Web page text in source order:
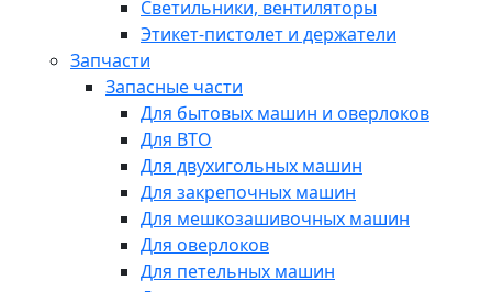
Светильники, вентиляторы
Этикет-пистолет и держатели
Запчасти
Запасные части
Для бытовых машин и оверлоков
Для ВТО
Для двухигольных машин
Для закрепочных машин
Для мешкозашивочных машин
Для оверлоков
Для петельных машин